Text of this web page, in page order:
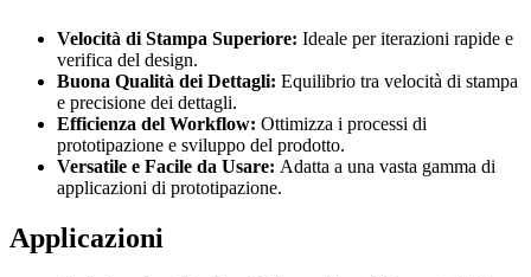
Velocità di Stampa Superiore: Ideale per iterazioni rapide e
verifica del design.
Buona Qualità dei Dettagli: Equilibrio tra velocità di stampa
e precisione dei dettagli.
Efficienza del Workflow: Ottimizza i processi di
prototipazione e sviluppo del prodotto.
Versatile e Facile da Usare: Adatta a una vasta gamma di
applicazioni di prototipazione.
Applicazioni